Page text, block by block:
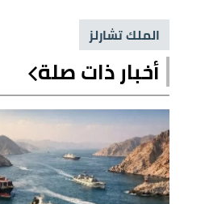
الملك تشارلز
أخبار ذات صلة